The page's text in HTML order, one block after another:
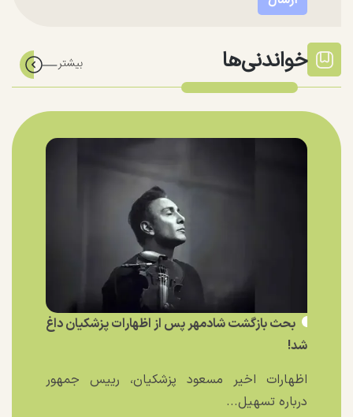
خواندنی‌ها
بحث بازگشت شادمهر پس از اظهارات پزشکیان داغ
شد!
اظهارات اخیر مسعود پزشکیان، رییس جمهور
درباره تسهیل...